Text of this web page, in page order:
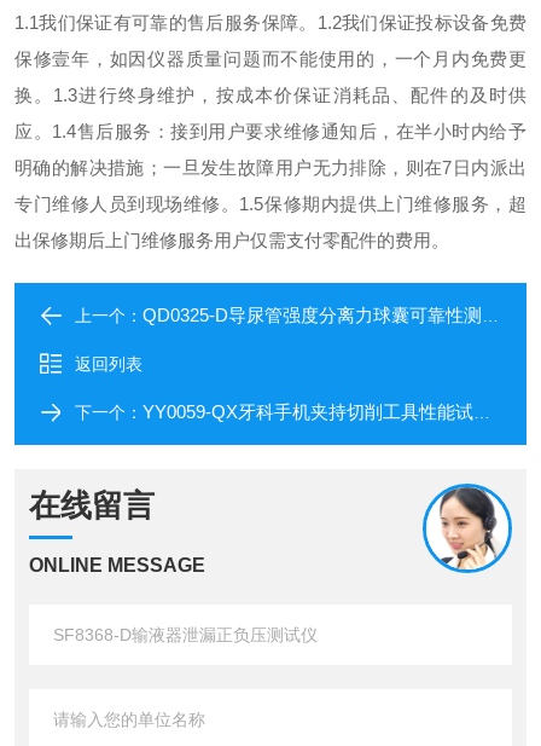
1.1我们保证有可靠的售后服务保障。 1.2我们保证投标设备免费
保修壹年，如因仪器质量问题而不能使用的，一个月内免费更
换。 1.3进行终身维护，按成本价保证消耗品、配件的及时供
应。 1.4售后服务：接到用户要求维修通知后，在半小时内给予
明确的解决措施；一旦发生故障用户无力排除，则在7日内派出
专门维修人员到现场维修。 1.5保修期内提供上门维修服务，超
出保修期后上门维修服务用户仅需支付零配件的费用。
上一个： QD0325-D导尿管强度分离力球囊可靠性测试仪
返回列表
下一个： YY0059-QX牙科手机夹持切削工具性能试验仪厂家
在线留言
ONLINE MESSAGE